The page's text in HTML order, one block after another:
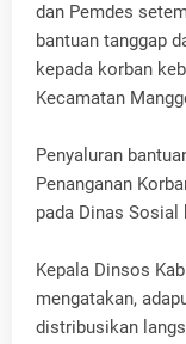
dan Pemdes
bantuan tanggap
kepada korban
Kecamatan
Penyaluran
Penanganan
pada Dinas
Kepala Dinsos
mengatakan,
distribusikan